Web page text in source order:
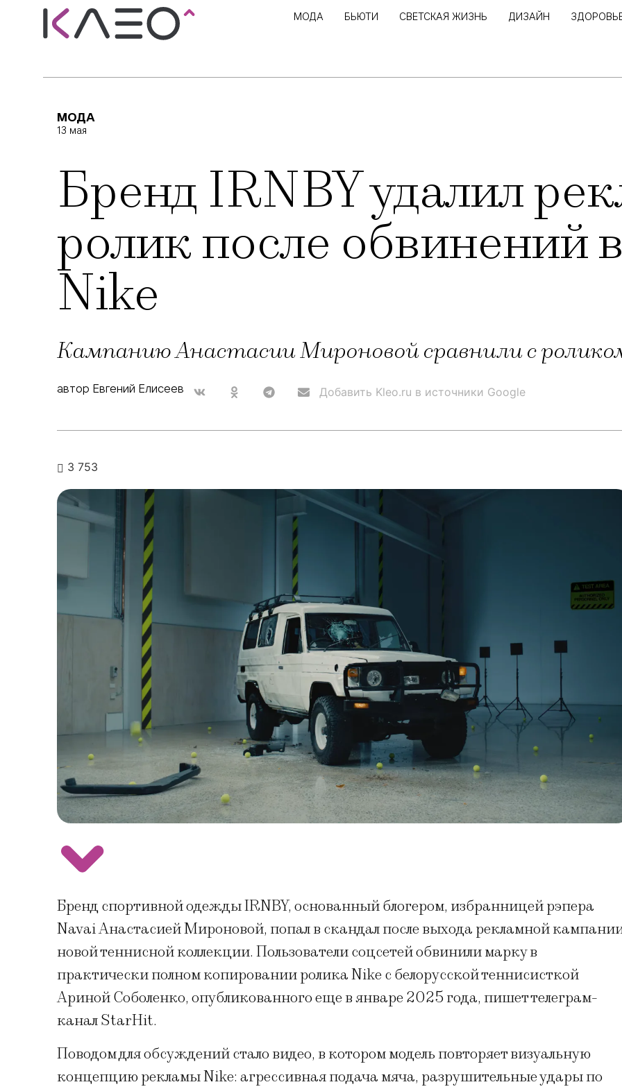
МОДА БЬЮТИ СВЕТСКАЯ ЖИЗНЬ ДИЗАЙН
МОДА
13 мая
Бренд IRNBY удалил
ролик после обвинений
Nike
Кампанию Анастасии Мироновой сравнили с
автор Евгений Елисеев Добавить Kleo.ru в источники Google
3 753
Бренд спортивной одежды IRNBY, основанный блогером, избранницей рэпера
Navai Анастасией Мироновой, попал в скандал после выхода рекламной
новой теннисной коллекции. Пользователи соцсетей обвинили марку в
практически полном копировании ролика Nike с белорусской теннисисткой
Ариной Соболенко, опубликованного еще в январе 2025 года, пишет телеграм-
канал StarHit.
Поводом для обсуждений стало видео, в котором модель повторяет визуальную
концепцию рекламы Nike: агрессивная подача мяча, разрушительные удары по